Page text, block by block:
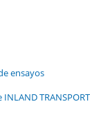
ensayos